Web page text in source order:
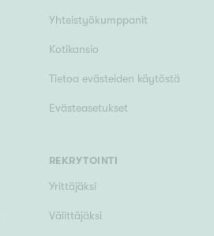
Yhteistyökumppanit
Kotikansio
Tietoa evästeiden käytöstä
Evästeasetukset
REKRYTOINTI
Yrittäjäksi
Välittäjäksi